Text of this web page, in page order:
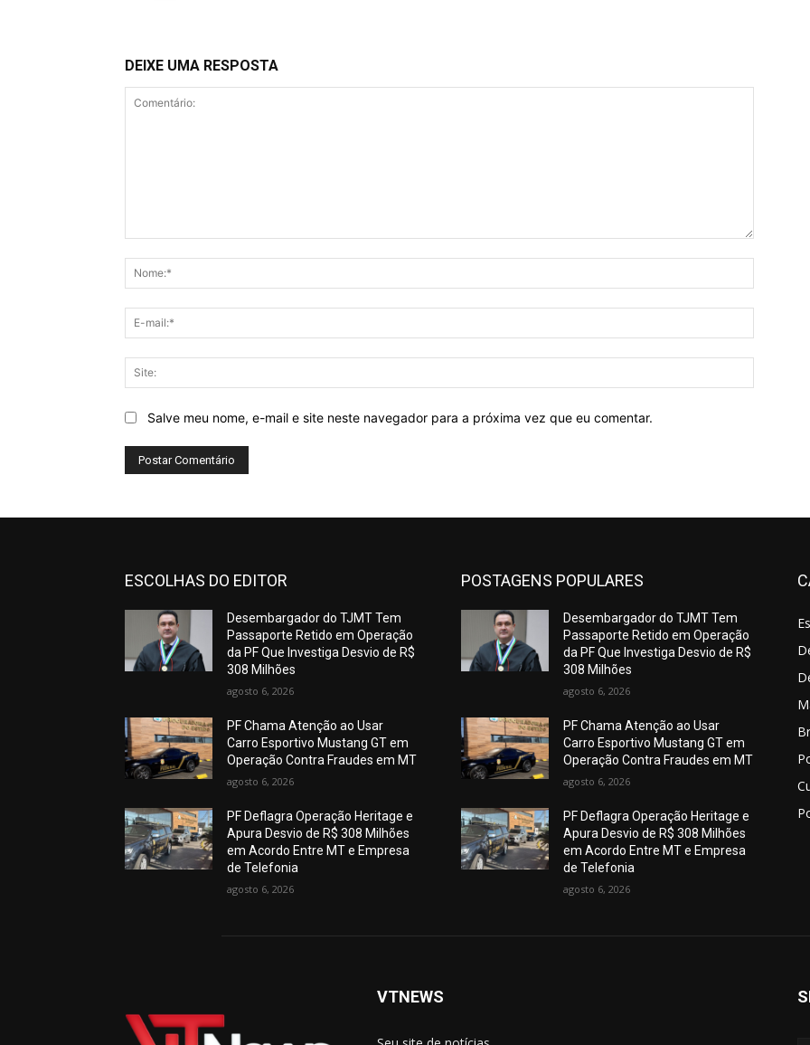
DEIXE UMA RESPOSTA
mail:*
Salve meu nome, e-mail e site neste navegador para a próxima vez que eu comentar.
ESCOLHAS DO EDITOR
Desembargador do TJMT Tem
Passaporte Retido em Operação
da PF Que Investiga Desvio de R$
308 Milhões
agosto 6, 2026
PF Chama Atenção ao Usar
Carro Esportivo Mustang GT em
Operação Contra Fraudes em MT
agosto 6, 2026
PF Deflagra Operação Heritage e
Apura Desvio de R$ 308 Milhões
em Acordo Entre MT e Empresa
de Telefonia
agosto 6, 2026
POSTAGENS POPULARES
Desembargador do TJMT Tem
Passaporte Retido em Operação
da PF Que Investiga Desvio de R$
308 Milhões
agosto 6, 2026
PF Chama Atenção ao Usar
Carro Esportivo Mustang GT em
Operação Contra Fraudes em MT
agosto 6, 2026
PF Deflagra Operação Heritage e
Apura Desvio de R$ 308 Milhões
em Acordo Entre MT e Empresa
de Telefonia
agosto 6, 2026
VTNEWS